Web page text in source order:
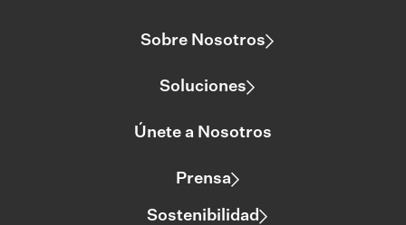
Sobre Nosotros
Soluciones
Únete a Nosotros
Prensa
Sostenibilidad